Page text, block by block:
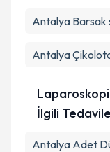
Antalya Barsak
Antalya
İlgili
Antalya Adet